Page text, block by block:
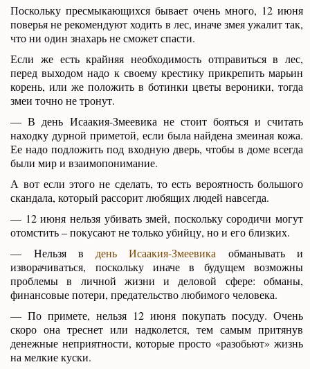
Поскольку пресмыкающихся бывает очень много, 12 июня
поверья не рекомендуют ходить в лес, иначе змея ужалит так,
что ни один знахарь не сможет спасти.
Если же есть крайняя необходимость отправиться в лес,
перед выходом надо к своему крестику прикрепить марьин
корень, или же положить в ботинки цветы вероники, тогда
змеи точно не тронут.
— В день Исаакия-Змеевика не стоит бояться и считать
находку дурной приметой, если была найдена змеиная кожа.
Ее надо подложить под входную дверь, чтобы в доме всегда
были мир и взаимопонимание.
А вот если этого не сделать, то есть вероятность большого
скандала, который рассорит любящих людей навсегда.
— 12 июня нельзя убивать змей, поскольку сородичи могут
отомстить – покусают не только убийцу, но и его близких.
— Нельзя в день Исаакия-Змеевика обманывать и
изворачиваться, поскольку иначе в будущем возможны
проблемы в личной жизни и деловой сфере: обманы,
финансовые потери, предательство любимого человека.
— По примете, нельзя 12 июня покупать посуду. Очень
скоро она треснет или надколется, тем самым притянув
денежные неприятности, которые просто «разобьют» жизнь
на мелкие куски.